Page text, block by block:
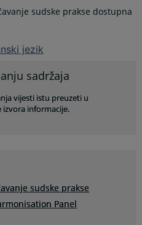
sudske prakse dostupna
jezik
sadržaja
vijesti istu preuzeti u
informacije.
sudske prakse
Panel